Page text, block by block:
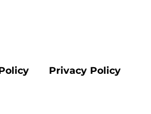
Privacy Policy